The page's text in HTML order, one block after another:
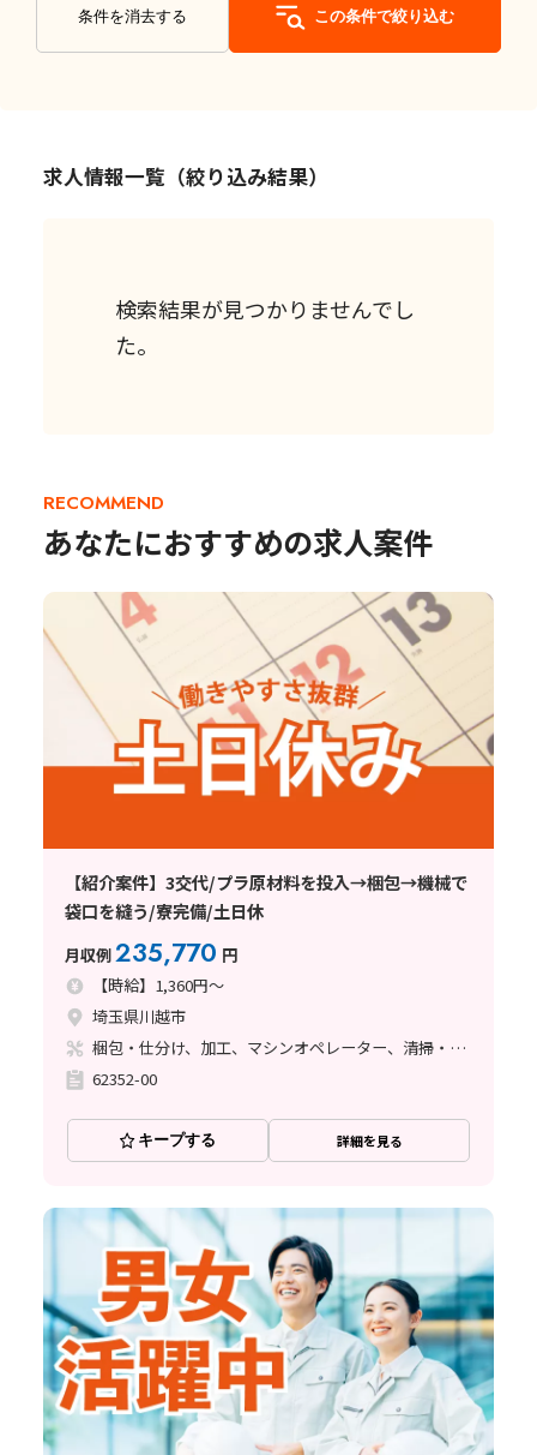
条件を消去する この条件で絞り込む
求人情報一覧（絞り込み結果）
検索結果が見つかりませんでし
た。
RECOMMEND
あなたにおすすめの求人案件
【紹介案件】3交代/プラ原材料を投入→梱包→機械で
袋口を縫う/寮完備/土日休
月収例235,770 円
【時給】1,360円～
埼玉県川越市
梱包・仕分け、加工、マシンオペレーター、清掃・洗浄
62352-00
キープする 詳細を見る